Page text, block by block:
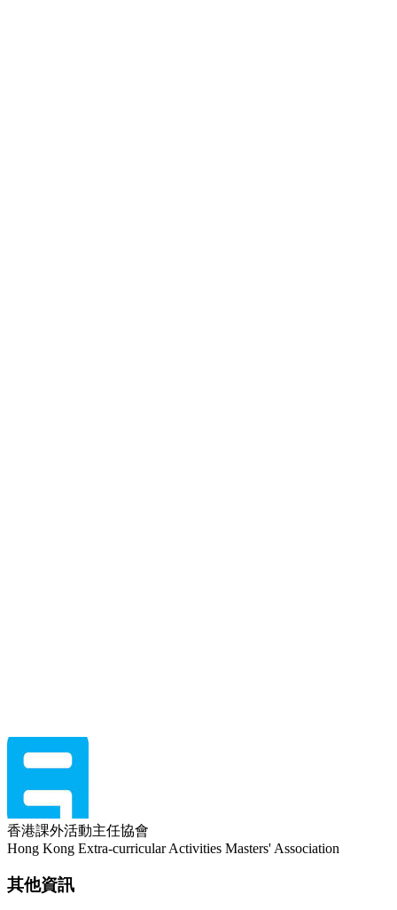
香港課外活動主任協會
Hong Kong Extra-curricular Activities Masters' Association
其他資訊